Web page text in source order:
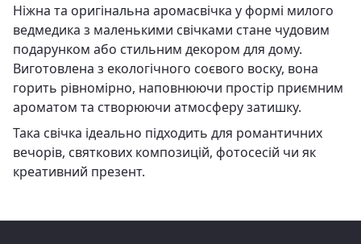
Ніжна та оригінальна аромасвічка у формі милого
ведмедика з маленькими свічками стане чудовим
подарунком або стильним декором для дому.
Виготовлена з екологічного соєвого воску, вона
горить рівномірно, наповнюючи простір приємним
ароматом та створюючи атмосферу затишку.
Така свічка ідеально підходить для романтичних
вечорів, святкових композицій, фотосесій чи як
креативний презент.